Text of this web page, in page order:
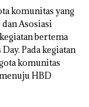
komunitas yang
dan Asosiasi
bertema
Pada kegiatan
komunitas
HBD